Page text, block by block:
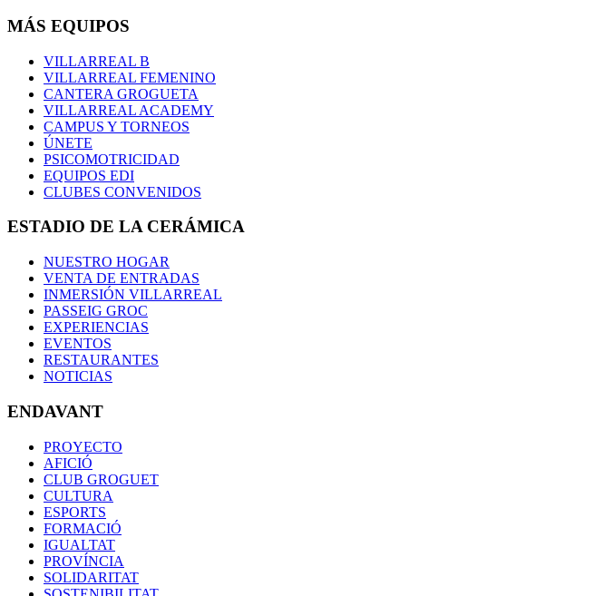
MÁS EQUIPOS
VILLARREAL B
VILLARREAL FEMENINO
CANTERA GROGUETA
VILLARREAL ACADEMY
CAMPUS Y TORNEOS
ÚNETE
PSICOMOTRICIDAD
EQUIPOS EDI
CLUBES CONVENIDOS
ESTADIO DE LA CERÁMICA
NUESTRO HOGAR
VENTA DE ENTRADAS
INMERSIÓN VILLARREAL
PASSEIG GROC
EXPERIENCIAS
EVENTOS
RESTAURANTES
NOTICIAS
ENDAVANT
PROYECTO
AFICIÓ
CLUB GROGUET
CULTURA
ESPORTS
FORMACIÓ
IGUALTAT
PROVÍNCIA
SOLIDARITAT